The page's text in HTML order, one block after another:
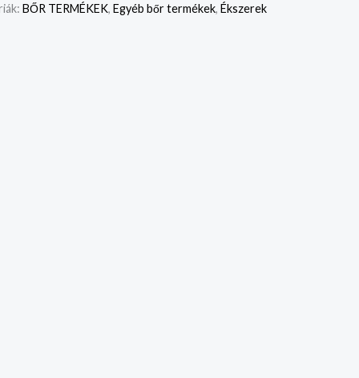
BŐR TERMÉKEK, Egyéb bőr termékek, Ékszerek